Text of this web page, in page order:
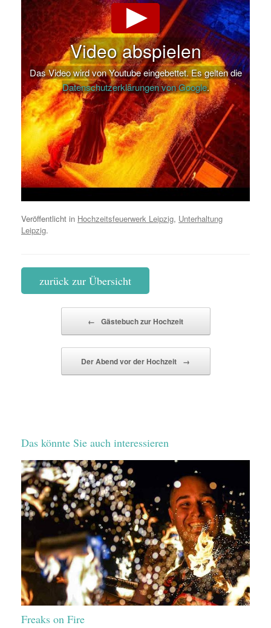
Video abspielen
Das Video wird von Youtube eingebettet. Es gelten die
Datenschutzerklärungen von Google.
Veröffentlicht in Hochzeitsfeuerwerk Leipzig, Unterhaltung
Leipzig.
zurück zur Übersicht
← Gästebuch zur Hochzeit
Der Abend vor der Hochzeit →
Das könnte Sie auch interessieren
Freaks on Fire